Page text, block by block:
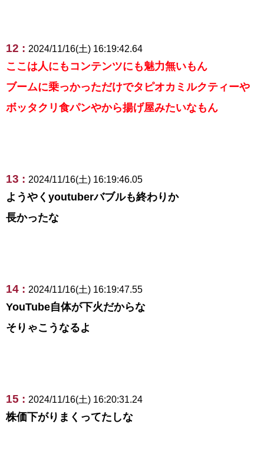
12 : 2024/11/16(土) 16:19:42.64
ここは人にもコンテンツにも魅力無いもん
ブームに乗っかっただけでタピオカミルクティーや
ボッタクリ食パンやから揚げ屋みたいなもん
13 : 2024/11/16(土) 16:19:46.05
ようやくyoutuberバブルも終わりか
長かったな
14 : 2024/11/16(土) 16:19:47.55
YouTube自体が下火だからな
そりゃこうなるよ
15 : 2024/11/16(土) 16:20:31.24
株価下がりまくってたしな